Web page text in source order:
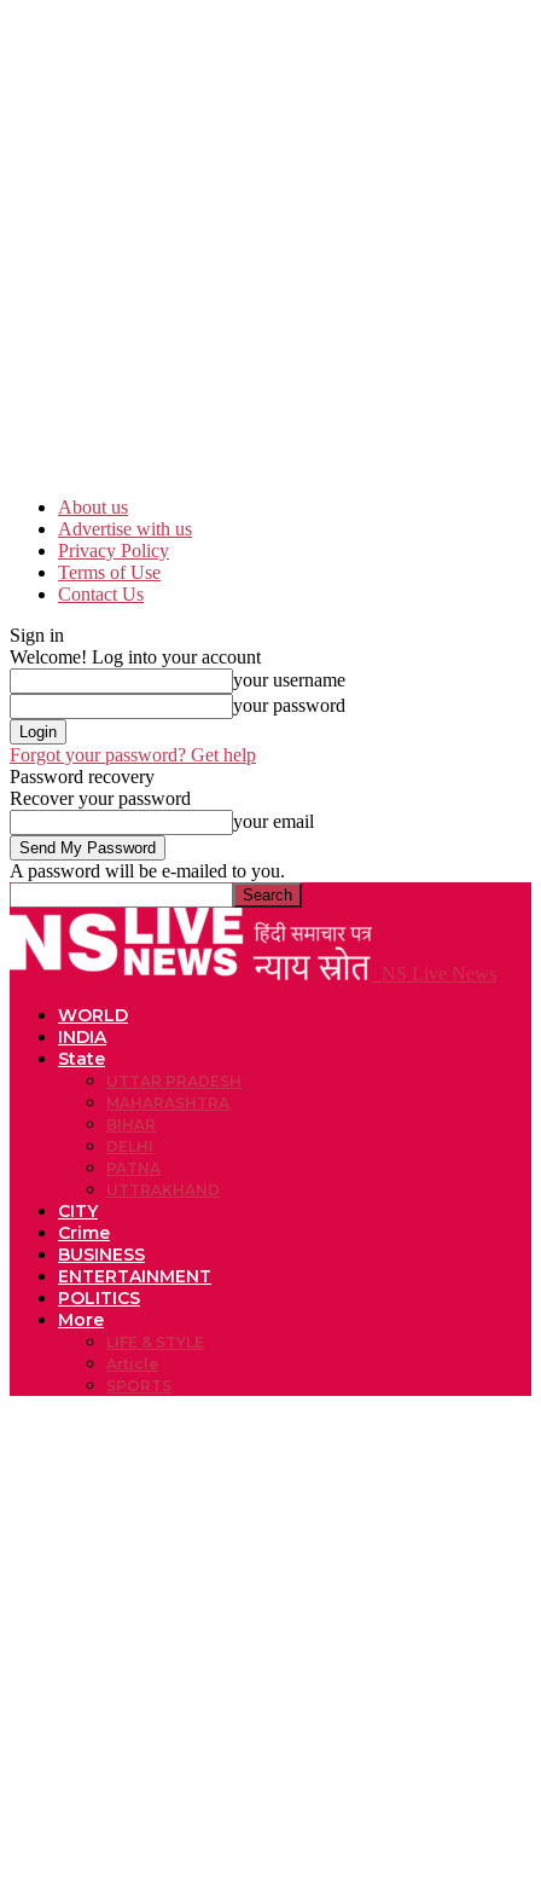
About us
Advertise with us
Privacy Policy
Terms of Use
Contact Us
Sign in
Welcome! Log into your account
your username
your password
Forgot your password? Get help
Password recovery
Recover your password
your email
A password will be e-mailed to you.
NS Live News
WORLD
INDIA
State
UTTAR PRADESH
MAHARASHTRA
BIHAR
DELHI
PATNA
UTTRAKHAND
CITY
Crime
BUSINESS
ENTERTAINMENT
POLITICS
More
LIFE & STYLE
Article
SPORTS